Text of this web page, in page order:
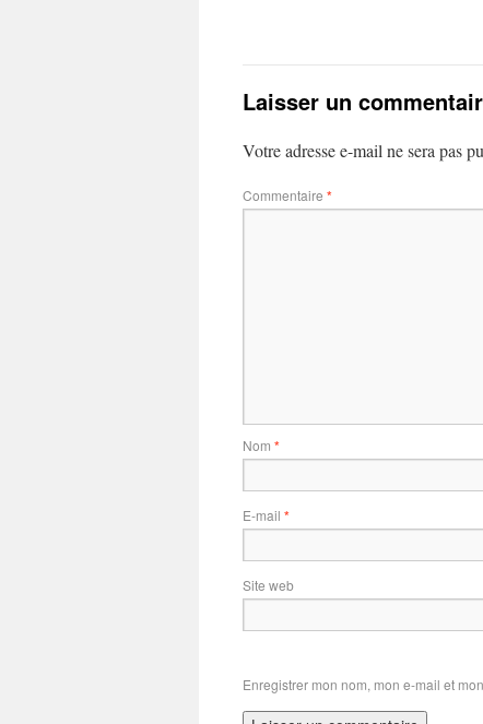
Laisser un
Votre adresse e-mail ne sera pas
Commentaire *
Nom *
E-mail *
Site web
Enregistrer mon nom, mon e-mail et